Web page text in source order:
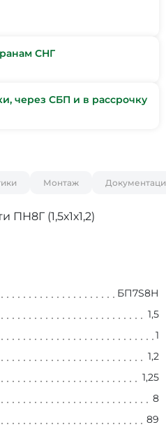
СНГ
через СБП и в рассрочку
Монтаж
ПН8Г (1,5х1х1,2)
БП7S8Н
1,5
1
1,2
1,25
8
89